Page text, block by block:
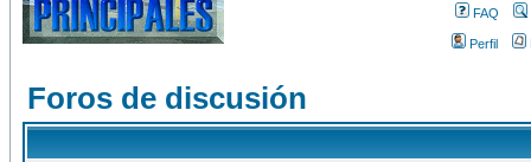
FAQ
Perfil
Foros de discusión